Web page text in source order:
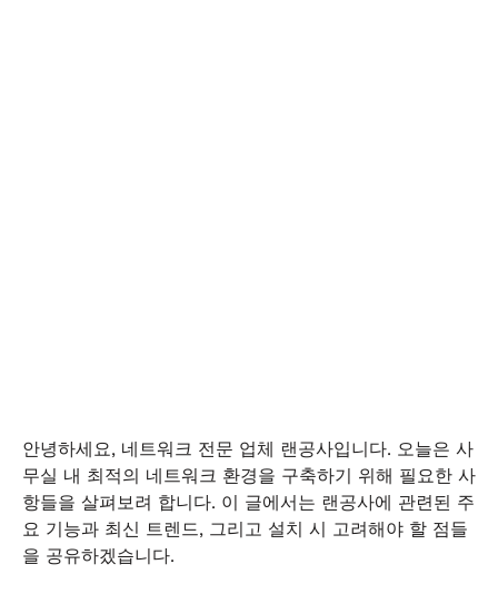
안녕하세요, 네트워크 전문 업체 랜공사입니다. 오늘은 사
무실 내 최적의 네트워크 환경을 구축하기 위해 필요한 사
항들을 살펴보려 합니다. 이 글에서는 랜공사에 관련된 주
요 기능과 최신 트렌드, 그리고 설치 시 고려해야 할 점들
을 공유하겠습니다.